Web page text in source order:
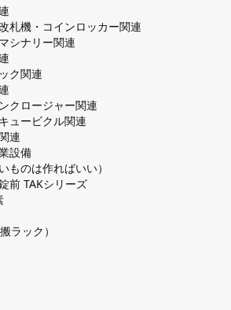
札機・コインロッカー関連
シナリー関連
ク関連
クロージャー関連
ュービクル関連
連
設備
ものは作ればいい）
前 TAKシリーズ
ラック）